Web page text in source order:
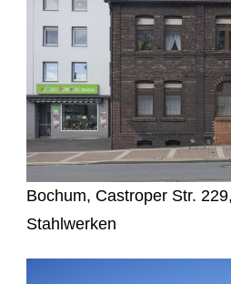
Bochum, Castroper Str.
Stahlwerken